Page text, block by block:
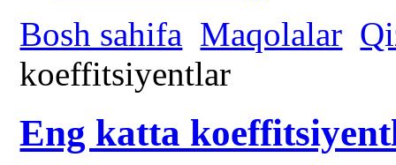
Bosh sahifa Maqolalar
koeffitsiyentlar
Eng katta